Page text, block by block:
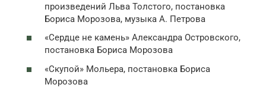
произведений Льва Толстого, постановка
Бориса Морозова, музыка А. Петрова
«Сердце не камень» Александра Островского,
постановка Бориса Морозова
«Скупой» Мольера, постановка Бориса
Морозова